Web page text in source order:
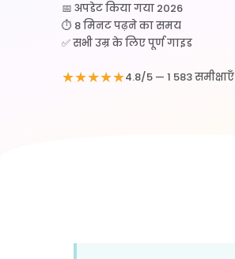
📅 अपडेट किया गया 2026
⏱️ 8 मिनट पढ़ने का समय
✅ सभी उम्र के लिए पूर्ण गाइड
★★★★★4.8/5 — 1 583 समीक्षाएँ